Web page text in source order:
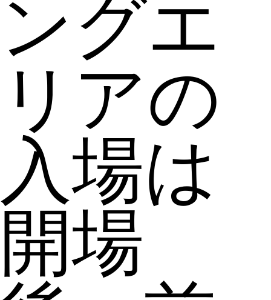
ングエ
リアの
入場は
開場